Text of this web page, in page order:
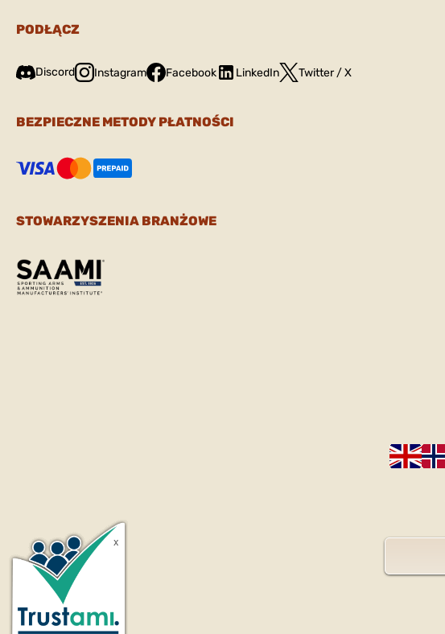
PODŁĄCZ
Discord Instagram Facebook LinkedIn Twitter / X
BEZPIECZNE METODY PŁATNOŚCI
STOWARZYSZENIA BRANŻOWE